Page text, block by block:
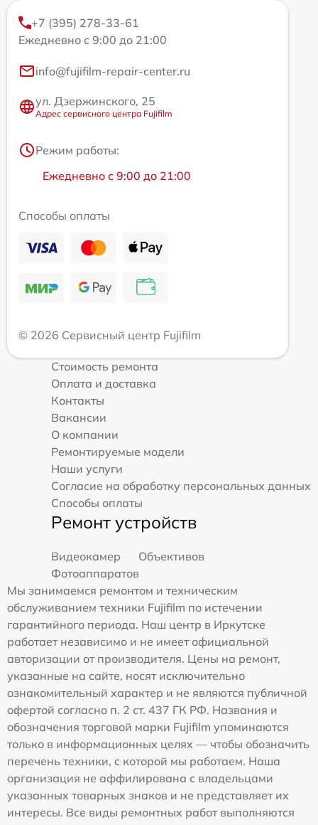
+7 (395) 278-33-61
Ежедневно с 9:00 до 21:00
info@fujifilm-repair-center.ru
ул. Дзержинского, 25
Адрес сервисного центра Fujifilm
Режим работы:
Ежедневно с 9:00 до 21:00
Способы оплаты
© 2026 Сервисный центр Fujifilm
Стоимость ремонта
Оплата и доставка
Контакты
Вакансии
О компании
Ремонтируемые модели
Наши услуги
Согласие на обработку персональных данных
Способы оплаты
Ремонт устройств
Видеокамер
Объективов
Фотоаппаратов
Мы занимаемся ремонтом и техническим
обслуживанием техники Fujifilm по истечении
гарантийного периода. Наш центр в Иркутске
работает независимо и не имеет официальной
авторизации от производителя. Цены на ремонт,
указанные на сайте, носят исключительно
ознакомительный характер и не являются публичной
офертой согласно п. 2 ст. 437 ГК РФ. Названия и
обозначения торговой марки Fujifilm упоминаются
только в информационных целях — чтобы обозначить
перечень техники, с которой мы работаем. Наша
организация не аффилирована с владельцами
указанных товарных знаков и не представляет их
интересы. Все виды ремонтных работ выполняются